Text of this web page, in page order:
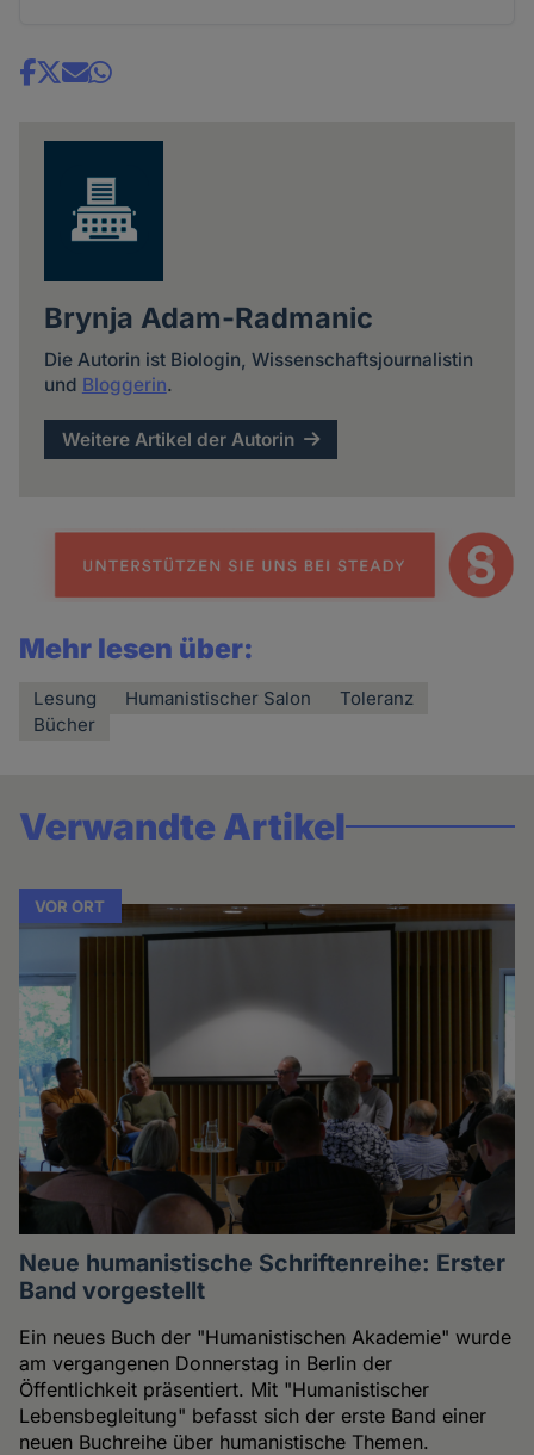
Share
Brynja Adam-Radmanic
Die Autorin ist Biologin, Wissenschaftsjournalistin
und Bloggerin.
Weitere Artikel der Autorin
Mehr lesen über:
Lesung Humanistischer Salon
Toleranz
Bücher
Verwandte Artikel
VOR ORT
Neue humanistische Schriftenreihe: Erster
Band vorgestellt
Ein neues Buch der "Humanistischen Akademie" wurde
am vergangenen Donnerstag in Berlin der
Öffentlichkeit präsentiert. Mit "Humanistischer
Lebensbegleitung" befasst sich der erste Band einer
neuen Buchreihe über humanistische Themen.